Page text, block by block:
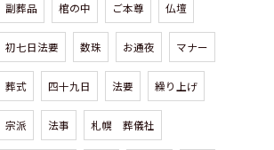
副葬品 棺の中 ご本尊 仏壇
初七日法要 数珠 お通夜 マナー
葬式 四十九日 法要 繰り上げ
宗派 法事 札幌 葬儀社